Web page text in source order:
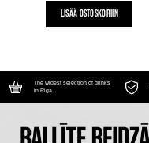
LISÄÄ OSTOSKORIIN
The widest selection of drinks
in Riga